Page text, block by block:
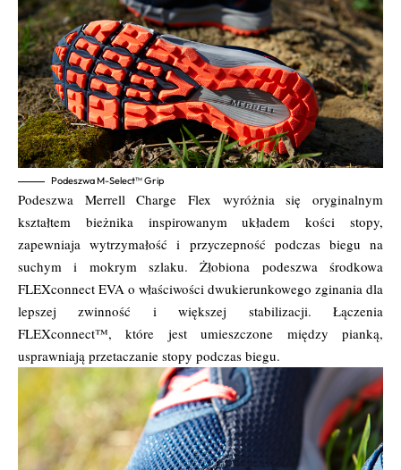
Podeszwa M-Select™ Grip
Podeszwa Merrell Charge Flex wyróżnia się oryginalnym
kształtem bieżnika inspirowanym układem kości stopy,
zapewniaja wytrzymałość i przyczepność podczas biegu na
suchym i mokrym szlaku. Żłobiona podeszwa środkowa
FLEXconnect EVA o właściwości dwukierunkowego zginania dla
lepszej zwinność i większej stabilizacji. Łączenia
FLEXconnect™, które jest umieszczone między pianką,
usprawniają przetaczanie stopy podczas biegu.